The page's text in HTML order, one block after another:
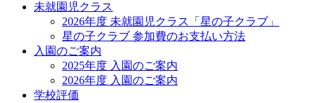
未就園児クラス
2026年度 未就園児クラス「星の子クラブ」
星の子クラブ 参加費のお支払い方法
入園のご案内
2025年度 入園のご案内
2026年度 入園のご案内
学校評価